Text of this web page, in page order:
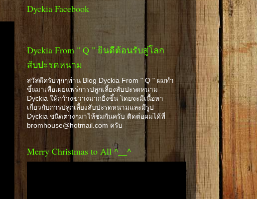
Dyckia Facebook
Dyckia From " Q " ยินดีต้อนรับสู่โลก
สับปะรดหนาม
สวัสดีครับทุกๆท่าน Blog Dyckia From " Q " ผมทำ
ขึ้นมาเพื่อเผยแพร่การปลูกเลี้ยงสับปะรดหนาม
Dyckia ให้กว้างขวางมากยิ่งขึ้น โดยจะมีเนื้อหา
เกี่ยวกับการปลูกเลี้ยงสับปะรดหนามและมีรูป
Dyckia ชนิดต่างๆมาให้ชมกันครับ ติดต่อผมได้ที่
bromhouse@hotmail.com ครับ
Merry Christmas to All ^__^